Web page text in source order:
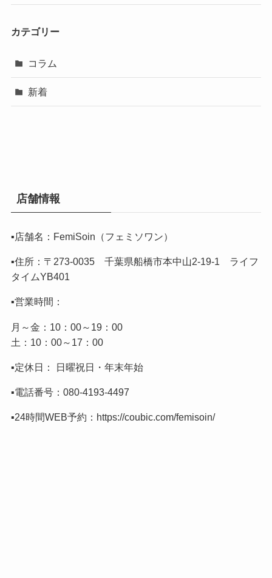
カテゴリー
コラム
新着
店舗情報
▪️店舗名：FemiSoin（フェミソワン）
▪️住所：〒273-0035 千葉県船橋市本中山2-19-1 ライフ
タイムYB401
▪️営業時間：
月～金：10：00～19：00
土：10：00～17：00
▪️定休日： 日曜祝日・年末年始
▪️電話番号： 080-4193-4497
▪️24時間WEB予約： https://coubic.com/femisoin/